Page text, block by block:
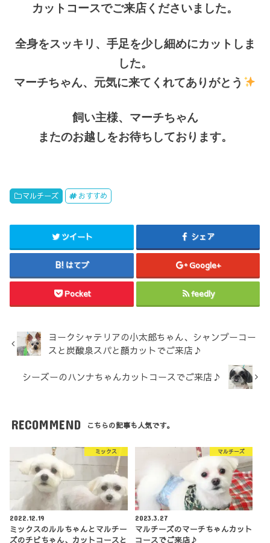
カットコースでご来店くださいました。
全身をスッキリ、手足を少し細めにカットしま
した。
マーチちゃん、元気に来てくれてありがとう
飼い主様、マーチちゃん
またのお越しをお待ちしております。
マルチーズ おすすめ
ツイート シェア
はてブ Google+
Pocket feedly
ヨークシャテリアの小太郎ちゃん、シャンプーコー
スと炭酸泉スパと顔カットでご来店♪
シーズーのハンナちゃんカットコースでご来店♪
RECOMMEND こちらの記事も人気です。
ミックス
2022.12.19
ミックスのルルちゃんとマルチー
ズのチビちゃん、カットコースと
マルチーズ
2023.3.27
マルチーズのマーチちゃんカット
コースでご来店♪